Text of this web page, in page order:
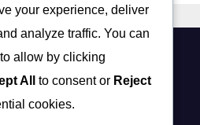
your experience, deliver
analyze traffic. You can
allow by clicking
All to consent or Reject
cookies.